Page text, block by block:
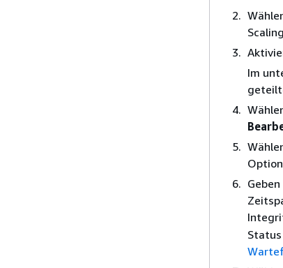
Im
Option